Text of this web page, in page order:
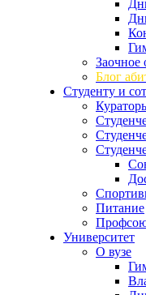
Заочное
Блог
Студенту и
Питание
Университет
О вузе